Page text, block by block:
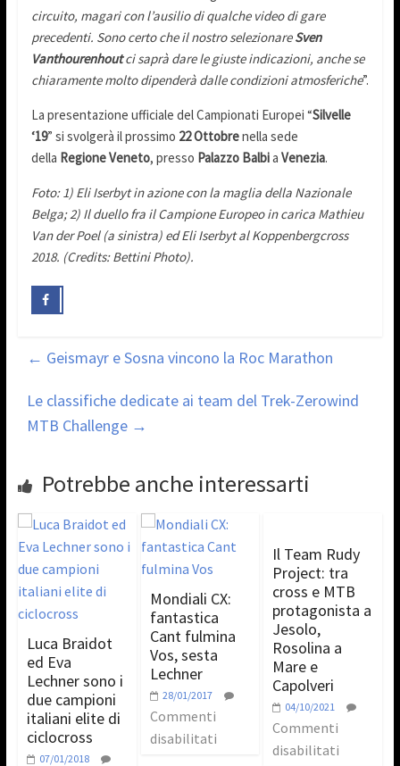
circuito, magari con l’ausilio di qualche video di gare
precedenti. Sono certo che il nostro selezionareSven
Vanthourenhoutci saprà dare le giuste indicazioni, anche se
chiaramente molto dipenderà dalle condizioni atmosferiche”.
La presentazione ufficiale del Campionati Europei “Silvelle
‘19” si svolgerà il prossimo 22 Ottobrenella sede
della Regione Veneto, presso Palazzo Balbia Venezia.
Foto: 1) Eli Iserbyt in azione con la maglia della Nazionale
Belga; 2) Il duello fra il Campione Europeo in carica Mathieu
Van der Poel (a sinistra) ed Eli Iserbyt al Koppenbergcross
2018. (Credits: Bettini Photo).
← Geismayr e Sosna vincono la Roc Marathon
Le classifiche dedicate ai team del Trek-Zerowind
MTB Challenge →
Potrebbe anche interessarti
Luca Braidot
ed Eva
Lechner sono i
due campioni
italiani elite di
ciclocross
07/01/2018
Mondiali CX:
fantastica
Cant fulmina
Vos, sesta
Lechner
28/01/2017
Commenti
disabilitati
Il Team Rudy
Project: tra
cross e MTB
protagonista a
Jesolo,
Rosolina a
Mare e
Capolveri
04/10/2021
Commenti
disabilitati